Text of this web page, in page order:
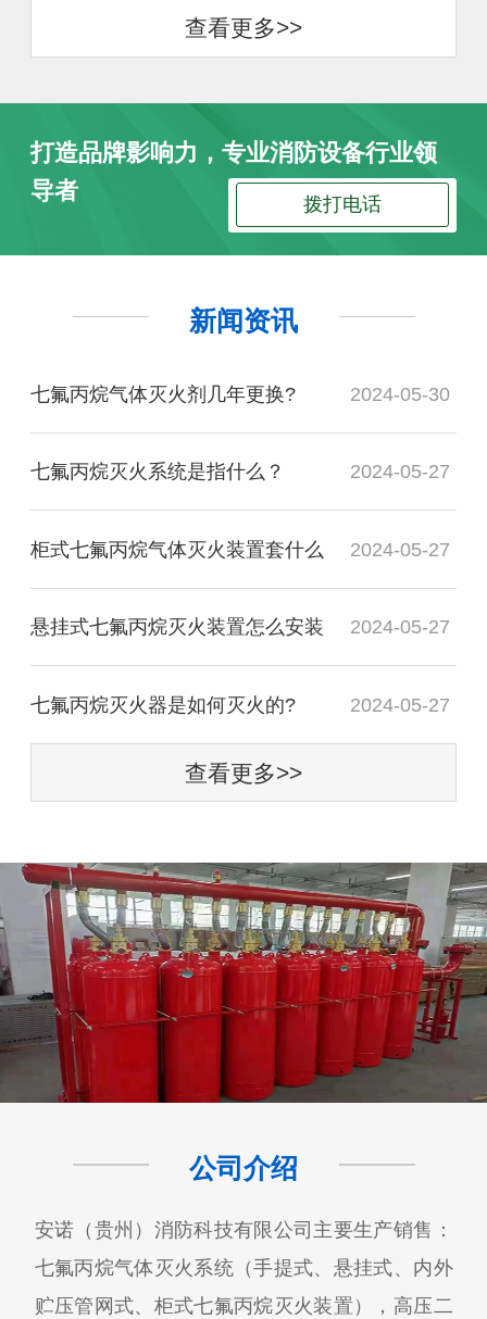
查看更多>>
打造品牌影响力，专业消防设备行业领
导者
拨打电话
新闻资讯
七氟丙烷气体灭火剂几年更换? 2024-05-30
七氟丙烷灭火系统是指什么？ 2024-05-27
柜式七氟丙烷气体灭火装置套什么 2024-05-27
悬挂式七氟丙烷灭火装置怎么安装 2024-05-27
七氟丙烷灭火器是如何灭火的? 2024-05-27
查看更多>>
公司介绍
安诺（贵州）消防科技有限公司主要生产销售：
七氟丙烷气体灭火系统（手提式、悬挂式、内外
贮压管网式、柜式七氟丙烷灭火装置），高压二